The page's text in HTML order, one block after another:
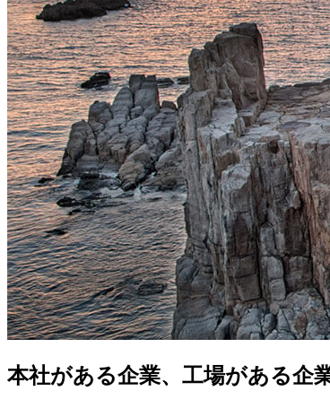
本社がある企業、工場がある企